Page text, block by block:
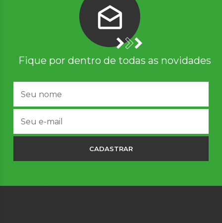
Fique por dentro de todas as novidades
CADASTRAR